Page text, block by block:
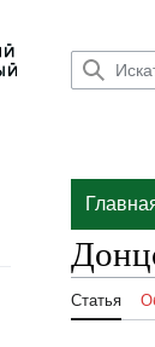
Статья